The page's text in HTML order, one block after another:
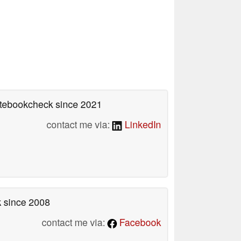
since 2021
contact me via:
LinkedIn
since 2008
contact me via:
Facebook